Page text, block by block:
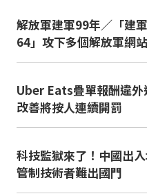
解放軍建軍99年／「建
64」攻下多個解放軍網站
Uber Eats疊單報酬違外
改善將按人連續開罰
科技監獄來了！中國出
管制技術者難出國門